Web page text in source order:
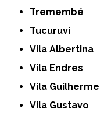
Tremembé
Tucuruvi
Vila Albertina
Vila Endres
Vila Guilherme
Vila Gustavo